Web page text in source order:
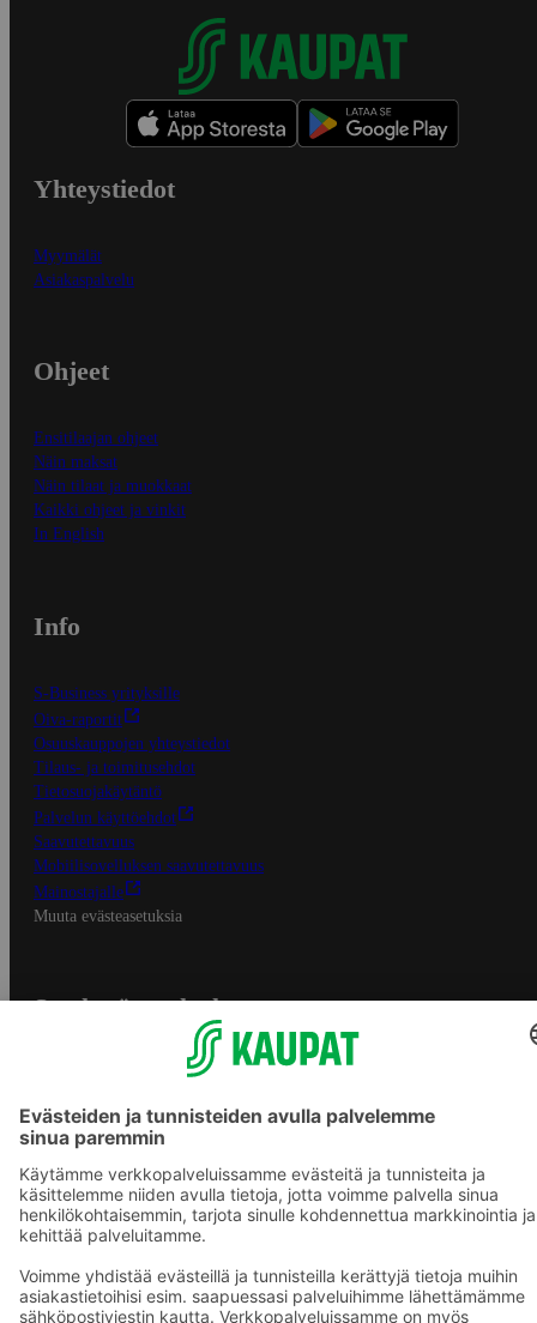
Yhteystiedot
Myymälät
Asiakaspalvelu
Ohjeet
Ensitilaajan ohjeet
Näin maksat
Näin tilaat ja muokkaat
Kaikki ohjeet ja vinkit
In English
Info
S-Business yrityksille
Oiva-raportit
Osuuskauppojen yhteystiedot
Tilaus- ja toimitusehdot
Tietosuojakäytäntö
Palvelun käyttöehdot
Saavutettavuus
Mobiilisovelluksen saavutettavuus
Mainostajalle
Muuta evästeasetuksia
S-ryhmän palvelut
Yhteishyvä Ruoka -sovellus
Prisma.fi
Sokos.fi
S-Pankki
Sokos Hotels
Raflaamo